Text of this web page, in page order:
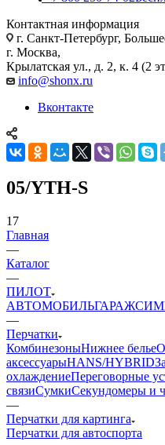
Контактная информация
г. Санкт-Петербург,
г. Москва,
Крылатская ул., д. 2, к. 4 (2
info@shonx.ru
Вконтакте
05/YTH-S
17
Главная
—
Каталог
—
ПИЛОТ
АВТОМОБИЛЬГАРАЖ
—
Перчатки
КомбинезоныНижнее белье
аксессуарыHANS/HYBRID
охлаждениеПереговорные
связиСумкиСекундомеры и
—
Перчатки для картинга
Перчатки для автоспорта